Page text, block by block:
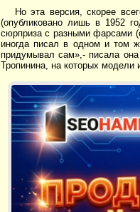
Но эта версия, скорее
(опубликовано лишь в 1952
сюрприза с разными фарсами
иногда писал в одном и том
придумывал сам»,- писала
Тропинина, на которых модели